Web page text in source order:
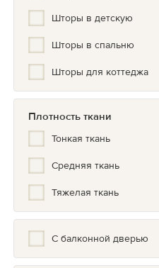
Купон
Кухонный
Лофт
Мелкий рисунок
Шторы в детскую
Шторы в спальню
Шторы для коттеджа
Плотность ткани
Тонкая ткань
Средняя ткань
Тяжелая ткань
С балконной дверью